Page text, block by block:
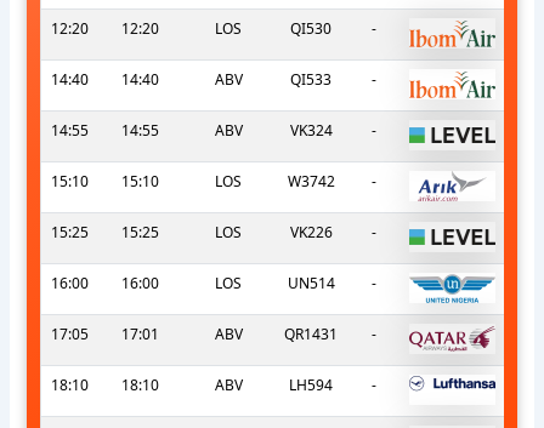
12:20
12:20 LOS QI530 -
14:40 14:40 ABV QI533 -
14:55 14:55 ABV VK324 -
15:10 15:10 LOS W3742 -
15:25 15:25 LOS VK226 -
16:00 16:00 LOS UN514 -
17:05 17:01 ABV QR1431 -
18:10 18:10 ABV LH594 -